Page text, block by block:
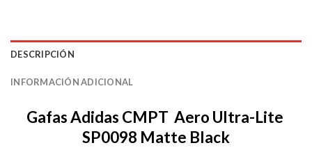
DESCRIPCIÓN
INFORMACIÓN ADICIONAL
Gafas Adidas CMPT Aero Ultra-Lite
SP0098 Matte Black